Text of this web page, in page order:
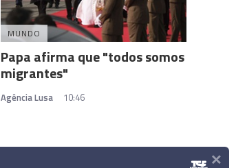
MUNDO
Papa afirma que "todos somos
migrantes"
Agência Lusa 10:46
×